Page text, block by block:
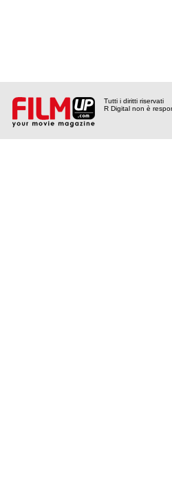
Tutti i diritti riservati
R Digital non è